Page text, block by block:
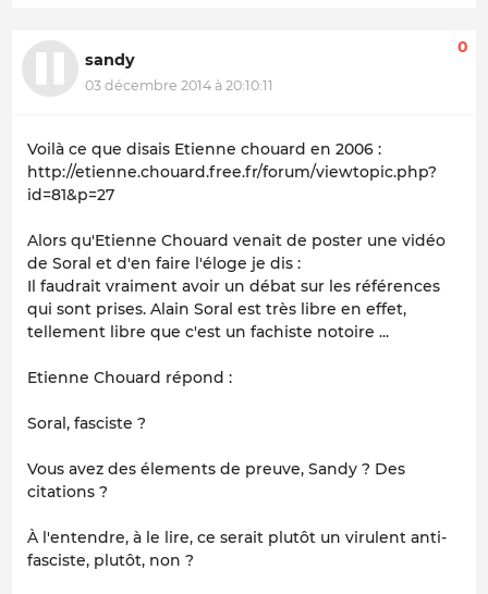
sandy
03 décembre 2014 à 20:10:11
0
Voilà ce que disais Etienne chouard en 2006 :
http://etienne.chouard.free.fr/forum/viewtopic.php?
id=81&p=27
Alors qu'Etienne Chouard venait de poster une vidéo
de Soral et d'en faire l'éloge je dis :
Il faudrait vraiment avoir un débat sur les références
qui sont prises. Alain Soral est très libre en effet,
tellement libre que c'est un fachiste notoire ...
Etienne Chouard répond :
Soral, fasciste ?
Vous avez des élements de preuve, Sandy ? Des
citations ?
À l'entendre, à le lire, ce serait plutôt un virulent anti-
fasciste, plutôt, non ?